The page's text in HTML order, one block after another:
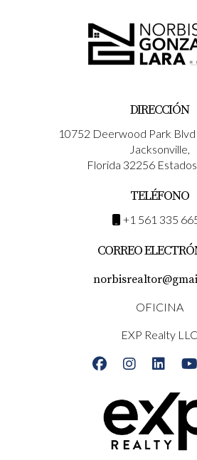
DIRECCIÓN
10752 Deerwood Park Blvd
Jacksonville,
Florida 32256
TELÉFONO
+1 561 335
CORREO
OFICINA
EXP Realty LLC